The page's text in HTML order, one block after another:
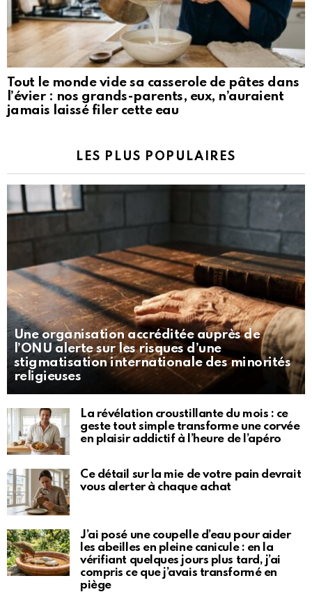
Tout le monde vide sa casserole de pâtes dans
l’évier : nos grands-parents, eux, n’auraient
jamais laissé filer cette eau
LES PLUS POPULAIRES
Une organisation accréditée auprès de
l’ONU alerte sur les risques d’une
stigmatisation internationale des minorités
religieuses
La révélation croustillante du mois : ce
geste tout simple transforme une corvée
en plaisir addictif à l’heure de l’apéro
Ce détail sur la mie de votre pain devrait
vous alerter à chaque achat
J’ai posé une coupelle d’eau pour aider
les abeilles en pleine canicule : en la
vérifiant quelques jours plus tard, j’ai
compris ce que j’avais transformé en
piège